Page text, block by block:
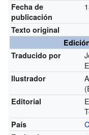
Fecha de
publicación
Texto original
Traducido por
Ilustrador
Editorial
País